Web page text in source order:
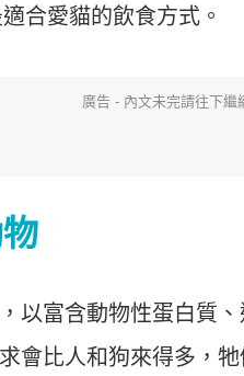
合愛貓的飲食方式。
廣告 - 內文未完請往下繼
以富含動物性蛋白質
會比人和狗來得多，